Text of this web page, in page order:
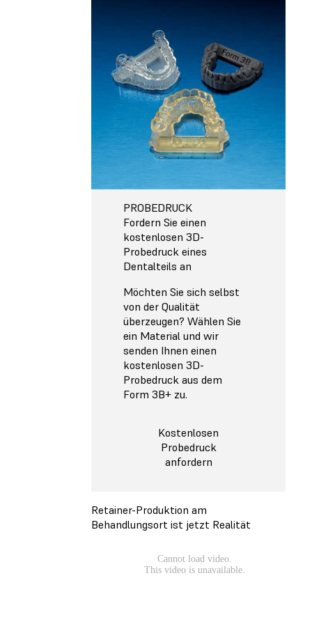
PROBEDRUCK
Fordern Sie einen
kostenlosen 3D-
Probedruck eines
Dentalteils an
Möchten Sie sich selbst
von der Qualität
überzeugen? Wählen Sie
ein Material und wir
senden Ihnen einen
kostenlosen 3D-
Probedruck aus dem
Form 3B+ zu.
Kostenlosen
Probedruck
anfordern
Retainer-Produktion am
Behandlungsort ist jetzt Realität